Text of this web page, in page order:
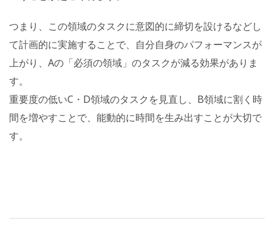
つまり、この領域のタスクに意図的に締切を設けるなどし
て計画的に実施することで、自分自身のパフォーマンスが
上がり、Aの「必須の領域」のタスクが減る効果がありま
す。
重要度の低いC・D領域のタスクを見直し、B領域に割く時
間を増やすことで、能動的に時間を生み出すことが大切で
す。